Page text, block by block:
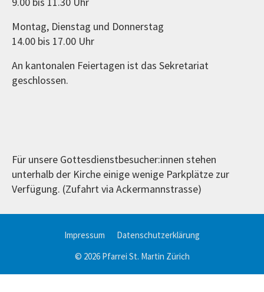
Montag, Dienstag und Donnerstag
14.00 bis 17.00 Uhr
An kantonalen Feiertagen ist das Sekretariat
geschlossen.
Für unsere Gottesdienstbesucher:innen stehen
unterhalb der Kirche einige wenige Parkplätze zur
Verfügung. (Zufahrt via Ackermannstrasse)
Impressum
Datenschutzerklärung
© 2026 Pfarrei St. Martin Zürich